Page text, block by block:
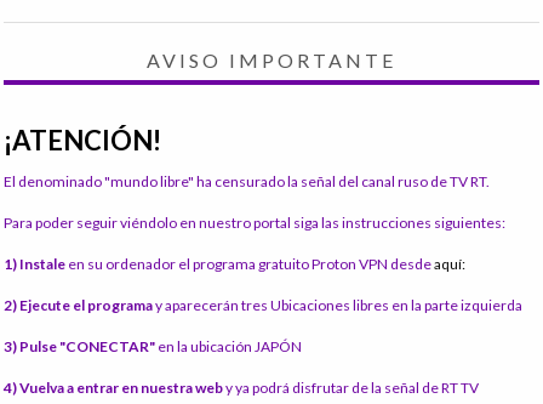
AVISO IMPORTANTE
¡ATENCIÓN!
El denominado "mundo libre" ha censurado la señal del canal ruso de TV RT.
Para poder seguir viéndolo en nuestro portal siga las instrucciones siguientes:
1) Instale en su ordenador el programa gratuito Proton VPN desdeaquí:
2) Ejecute el programay aparecerán tres Ubicaciones libres en la parte izquierda
3) Pulse "CONECTAR" en la ubicación JAPÓN
4) Vuelva a entrar en nuestra weby ya podrá disfrutar de la señal de RT TV